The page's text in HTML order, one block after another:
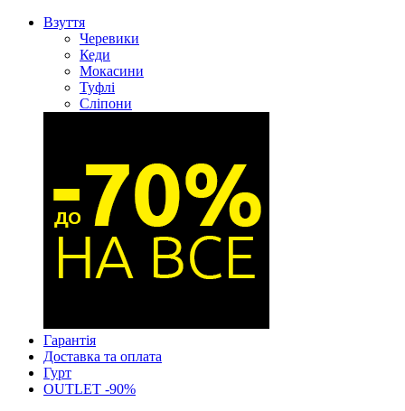
Взуття
Черевики
Кеди
Мокасини
Туфлі
Сліпони
Гарантія
Доставка та оплата
Гурт
OUTLET -90%